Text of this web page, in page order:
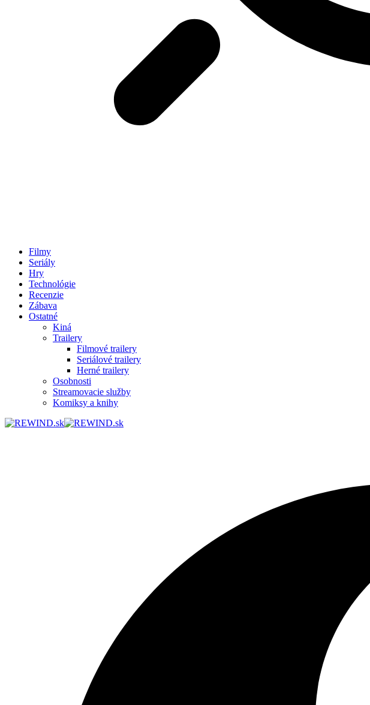
Filmy
Seriály
Hry
Technológie
Recenzie
Zábava
Ostatné
Kiná
Trailery
Filmové trailery
Seriálové trailery
Herné trailery
Osobnosti
Streamovacie služby
Komiksy a knihy